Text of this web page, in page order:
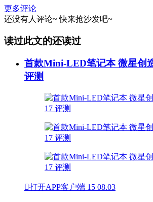
更多评论
还没有人评论~ 快来抢沙发吧~
读过此文的还读过
首款Mini-LED笔记本 微星创
评测
打开APP客户端 15 08.03